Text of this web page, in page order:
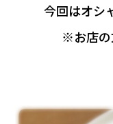
今回はオシ
※お店の